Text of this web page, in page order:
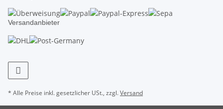
Versandanbieter
* Alle Preise inkl. gesetzlicher USt., zzgl.Versand